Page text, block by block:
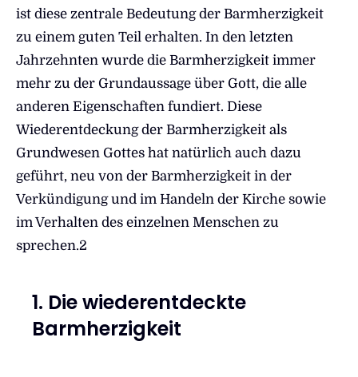
ist diese zentrale Bedeutung der Barmherzigkeit
zu einem guten Teil erhalten. In den letzten
Jahrzehnten wurde die Barmherzigkeit immer
mehr zu der Grundaussage über Gott, die alle
anderen Eigenschaften fundiert. Diese
Wiederentdeckung der Barmherzigkeit als
Grundwesen Gottes hat natürlich auch dazu
geführt, neu von der Barmherzigkeit in der
Verkündigung und im Handeln der Kirche sowie
im Verhalten des einzelnen Menschen zu
sprechen.2
1. Die wiederentdeckte
Barmherzigkeit